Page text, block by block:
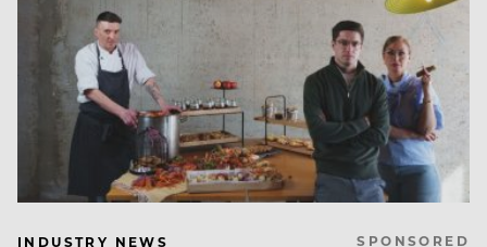
INDUSTRY NEWS SPONSORED